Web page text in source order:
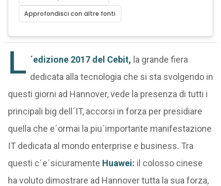
Approfondisci con altre fonti
L ´edizione 2017 del Cebit, la grande fiera
dedicata alla tecnologia che si sta svolgendo in
questi giorni ad Hannover, vede la presenza di tutti i
principali big dell´IT, accorsi in forza per presidiare
quella che e´ormai la piu´importante manifestazione
IT dedicata al mondo enterprise e business. Tra
questi c´e´sicuramente Huawei: il colosso cinese
ha voluto dimostrare ad Hannover tutta la sua forza,